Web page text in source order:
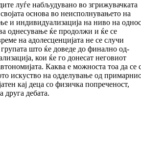
луѓе набљудувано во згрижувачката
основа во неисполнувањето на
и индивидуализација на ниво на
однесување ќе продолжи и ќе се
на адолесценцијата не се случи
групата што ќе доведе до финално од­
кои ќе го доне­сат неговиот
Каква е можноста тоа да се
искуство на одде­лу­вање од
кај деца со физичка попреченост,
друга дебата.